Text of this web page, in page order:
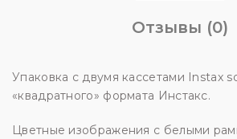
Отзывы (0)
Упаковка с двумя кассетами Instax
«квадратного» формата Инстакс.
Цветные изображения с белыми